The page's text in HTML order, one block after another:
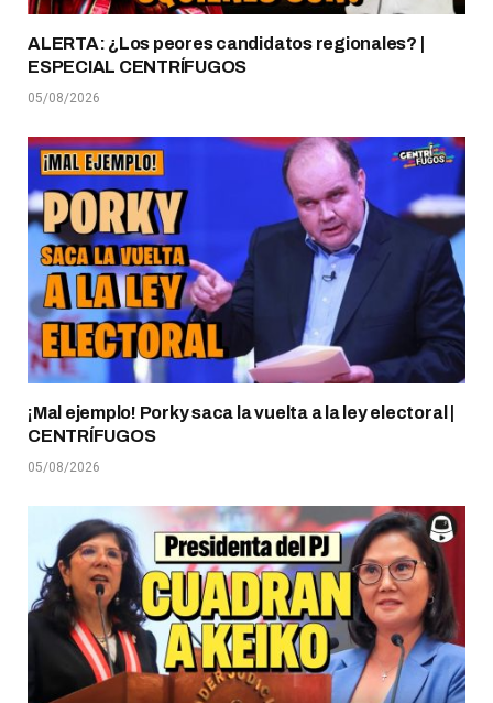
ALERTA: ¿Los peores candidatos regionales? |
ESPECIAL CENTRÍFUGOS
05/08/2026
¡Mal ejemplo! Porky saca la vuelta a la ley electoral |
CENTRÍFUGOS
05/08/2026